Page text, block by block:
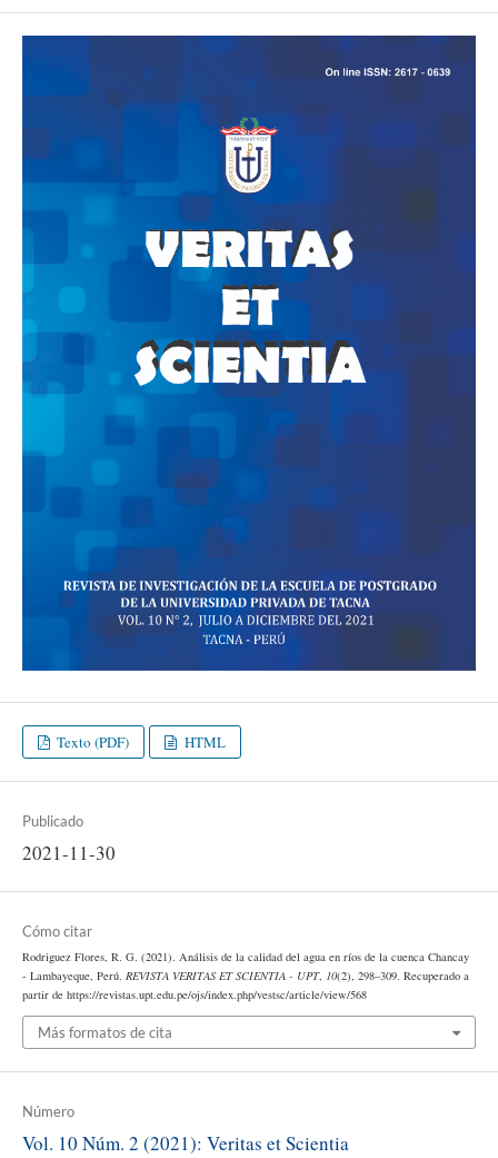
Texto (PDF) HTML
Publicado
2021-11-30
Cómo citar
Rodriguez Flores, R. G. (2021). Análisis de la calidad del agua en ríos de la cuenca Chancay
- Lambayeque, Perú. REVISTA VERITAS ET SCIENTIA - UPT, 10(2), 298–309. Recuperado a
partir de https://revistas.upt.edu.pe/ojs/index.php/vestsc/article/view/568
Más formatos de cita
Número
Vol. 10 Núm. 2 (2021): Veritas et Scientia